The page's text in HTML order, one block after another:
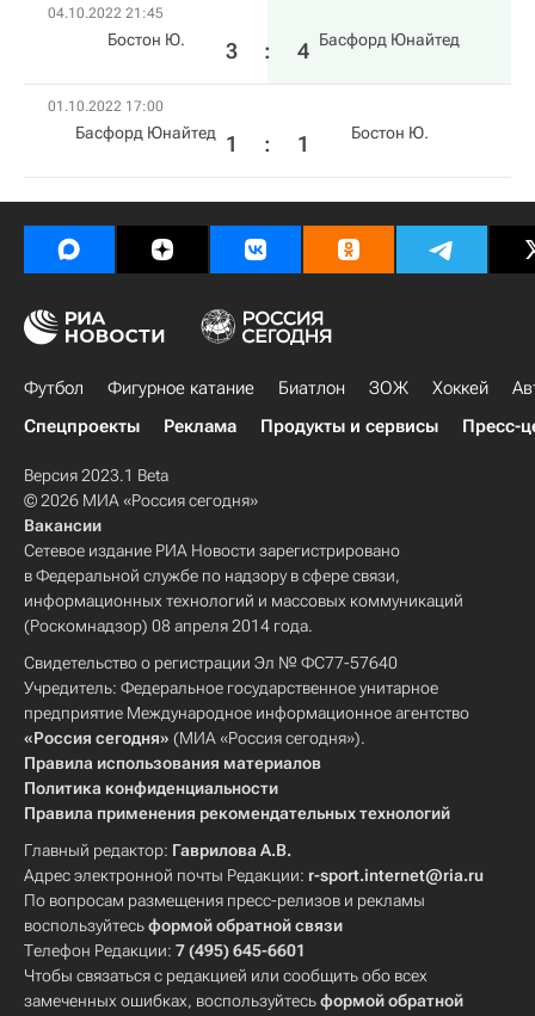
04.10.2022 21:45
Бостон Ю. 3 : 4 Басфорд Юнайтед
01.10.2022 17:00
Басфорд Юнайтед 1 : 1 Бостон Ю.
Футбол Фигурное катание Биатлон ЗОЖ Хоккей
Спецпроекты
Реклама Продукты и сервисы Пресс-
Версия 2023.1 Beta
© 2026 МИА «Россия сегодня»
Вакансии
Сетевое издание РИА Новости зарегистрировано
в Федеральной службе по надзору в сфере связи,
информационных технологий и массовых коммуникаций
(Роскомнадзор) 08 апреля 2014 года.
Свидетельство о регистрации Эл № ФС77-57640
Учредитель: Федеральное государственное унитарное
предприятие Международное информационное агентство
«Россия сегодня» (МИА «Россия сегодня»).
Правила использования материалов
Политика конфиденциальности
Правила применения рекомендательных технологий
Главный редактор: Гаврилова А.В.
Адрес электронной почты Редакции: r-sport.internet@ria.ru
По вопросам размещения пресс-релизов и рекламы
воспользуйтесьформой обратной связи
Телефон Редакции: 7 (495) 645-6601
Чтобы связаться с редакцией или сообщить обо всех
замеченных ошибках, воспользуйтесьформой обратной